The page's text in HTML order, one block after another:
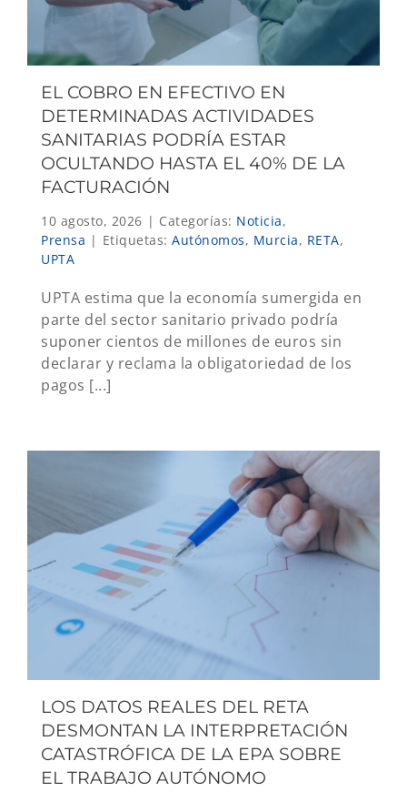
EL COBRO EN EFECTIVO EN
DETERMINADAS ACTIVIDADES
SANITARIAS PODRÍA ESTAR
OCULTANDO HASTA EL 40% DE LA
FACTURACIÓN
10 agosto, 2026 | Categorías: Noticia,
Prensa | Etiquetas: Autónomos, Murcia, RETA,
UPTA
UPTA estima que la economía sumergida en
parte del sector sanitario privado podría
suponer cientos de millones de euros sin
declarar y reclama la obligatoriedad de los
pagos [...]
LOS DATOS REALES DEL RETA
DESMONTAN LA INTERPRETACIÓN
CATASTRÓFICA DE LA EPA SOBRE
EL TRABAJO AUTÓNOMO